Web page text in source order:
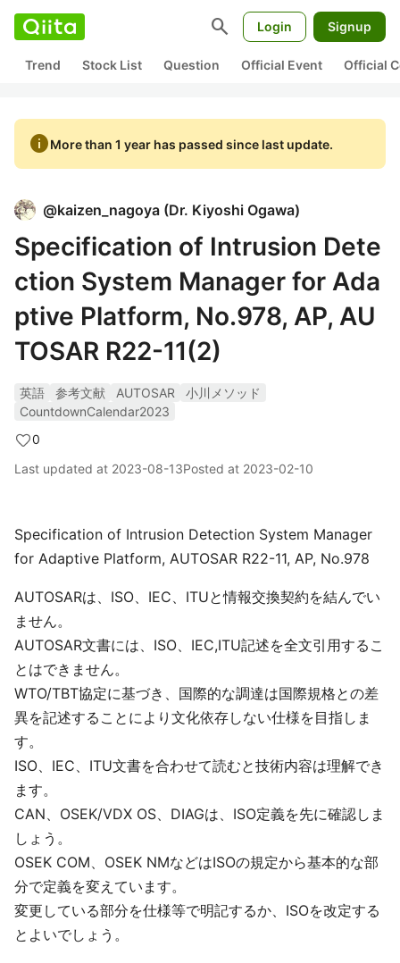
search Login Signup
Trend Stock List Question Official Event Official
infoMore than 1 year has passed since last update.
@kaizen_nagoya (Dr. Kiyoshi Ogawa)
Specification of Intrusion Dete
ction System Manager for Ada
ptive Platform, No.978, AP, AU
TOSAR R22-11(2)
英語 参考文献 AUTOSAR
小川メソッド
CountdownCalendar2023
0
Last updated at 2023-08-13Posted at 2023-02-10
Specification of Intrusion Detection System Manager
for Adaptive Platform, AUTOSAR R22-11, AP, No.978
AUTOSARは、ISO、IEC、ITUと情報交換契約を結んでい
ません。
AUTOSAR文書には、ISO、IEC,ITU記述を全文引用するこ
とはできません。
WTO/TBT協定に基づき、国際的な調達は国際規格との差
異を記述することにより文化依存しない仕様を目指しま
す。
ISO、IEC、ITU文書を合わせて読むと技術内容は理解でき
ます。
CAN、OSEK/VDX OS、DIAGは、ISO定義を先に確認しま
しょう。
OSEK COM、OSEK NMなどはISOの規定から基本的な部
分で定義を変えています。
変更している部分を仕様等で明記するか、ISOを改定する
とよいでしょう。